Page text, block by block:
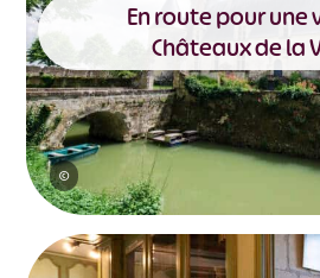
©
En route pour une
Châteaux de la